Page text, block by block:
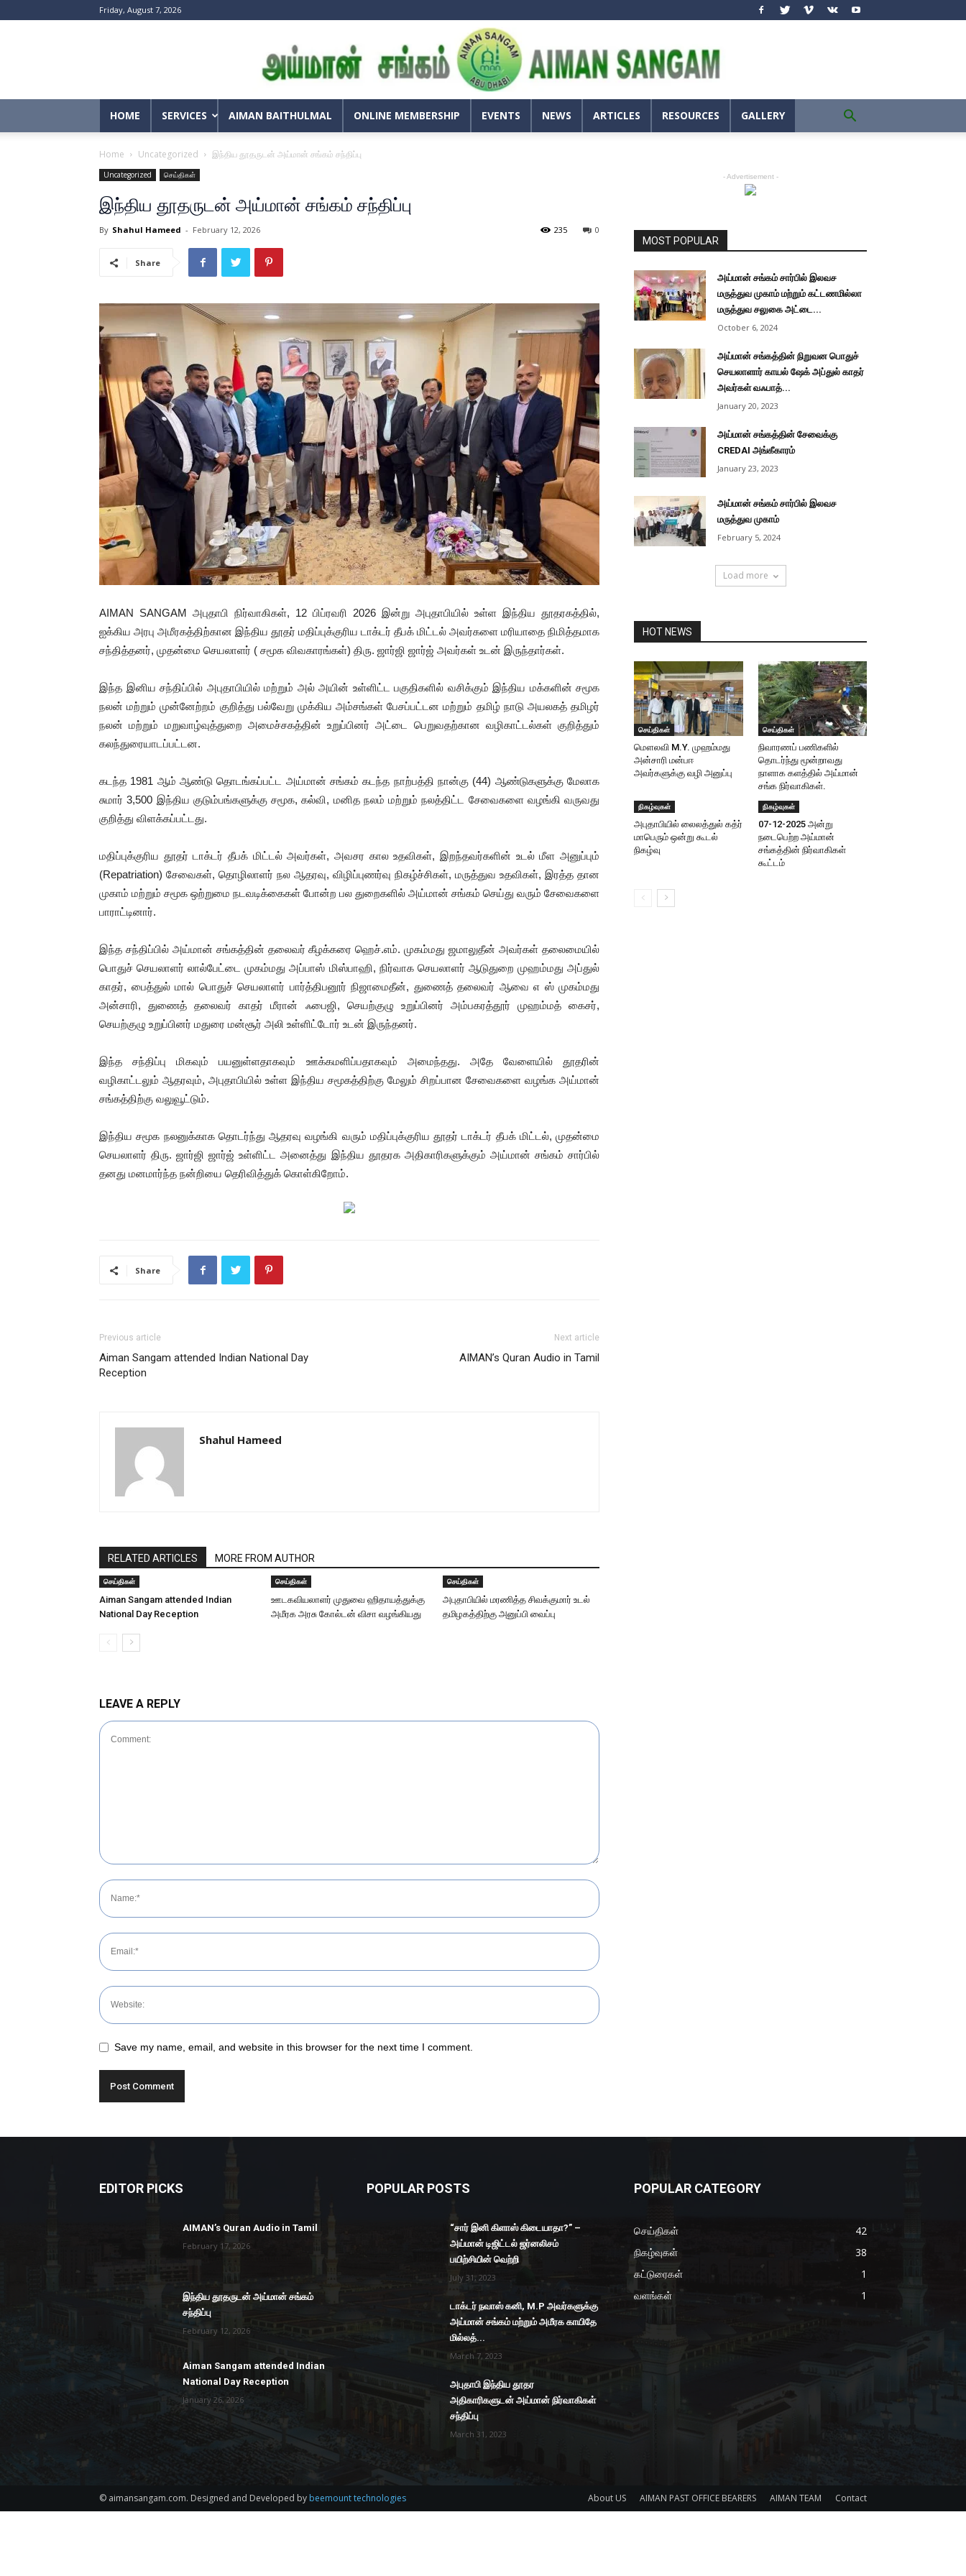
Friday, August 7, 2026
அய்மான்
சங்கம்
–
அபுதாபி
HOME SERVICES AIMAN BAITHULMAL ONLINE MEMBERSHIP EVENTS NEWS ARTICLES RESOURCES GALLERY
Home Uncategorized இந்திய தூதருடன் அய்மான் சங்கம் சந்திப்பு
Uncategorized செய்திகள்
இந்திய தூதருடன் அய்மான் சங்கம் சந்திப்பு
By Shahul Hameed - February 12, 2026 0
235
Share
AIMAN SANGAM அபுதாபி நிர்வாகிகள், 12 பிப்ரவரி 2026 இன்று அபுதாபியில் உள்ள இந்திய தூதரகத்தில்,
ஐக்கிய அரபு அமீரகத்திற்கான இந்திய தூதர் மதிப்புக்குரிய டாக்டர் தீபக் மிட்டல் அவர்களை மரியாதை நிமித்தமாக
சந்தித்தனர், முதன்மை செயலாளர் ( சமூக விவகாரங்கள்) திரு. ஜார்ஜி ஜார்ஜ் அவர்கள் உடன் இருந்தார்கள்.
இந்த இனிய சந்திப்பில் அபுதாபியில் மற்றும் அல் அயின் உள்ளிட்ட பகுதிகளில் வசிக்கும் இந்திய மக்களின் சமூக
நலன் மற்றும் முன்னேற்றம் குறித்து பல்வேறு முக்கிய அம்சங்கள் பேசப்பட்டன மற்றும் தமிழ் நாடு அயலகத் தமிழர்
நலன் மற்றும் மறுவாழ்வுத்துறை அமைச்சகத்தின் உறுப்பினர் அட்டை பெறுவதற்கான வழிகாட்டல்கள் குறித்தும்
கலந்துரையாடப்பட்டன.
கடந்த 1981 ஆம் ஆண்டு தொடங்கப்பட்ட அய்மான் சங்கம் கடந்த நாற்பத்தி நான்கு (44) ஆண்டுகளுக்கு மேலாக
சுமார் 3,500 இந்திய குடும்பங்களுக்கு சமூக, கல்வி, மனித நலம் மற்றும் நலத்திட்ட சேவைகளை வழங்கி வருவது
குறித்து விளக்கப்பட்டது.
மதிப்புக்குரிய தூதர் டாக்டர் தீபக் மிட்டல் அவர்கள், அவசர கால உதவிகள், இறந்தவர்களின் உடல் மீள அனுப்பும்
(Repatriation) சேவைகள், தொழிலாளர் நல ஆதரவு, விழிப்புணர்வு நிகழ்ச்சிகள், மருத்துவ உதவிகள், இரத்த தான
முகாம் மற்றும் சமூக ஒற்றுமை நடவடிக்கைகள் போன்ற பல துறைகளில் அய்மான் சங்கம் செய்து வரும் சேவைகளை
பாராட்டினார்.
இந்த சந்திப்பில் அய்மான் சங்கத்தின் தலைவர் கீழக்கரை ஹெச்.எம். முகம்மது ஜமாலுதீன் அவர்கள் தலைமையில்
பொதுச் செயலாளர் லால்பேட்டை முகம்மது அப்பாஸ் மிஸ்பாஹி, நிர்வாக செயலாளர் ஆடுதுறை முஹம்மது அப்துல்
காதர், பைத்துல் மால் பொதுச் செயலாளர் பார்த்திபனூர் நிஜாமைதீன், துணைத் தலைவர் ஆவை எ ஸ் முகம்மது
அன்சாரி, துணைத் தலைவர் காதர் மீரான் ஃபைஜி, செயற்குழு உறுப்பினர் அம்பகரத்தூர் முஹம்மத் கைசர்,
செயற்குழு உறுப்பினர் மதுரை மன்சூர் அலி உள்ளிட்டோர் உடன் இருந்தனர்.
இந்த சந்திப்பு மிகவும் பயனுள்ளதாகவும் ஊக்கமளிப்பதாகவும் அமைந்தது. அதே வேளையில் தூதரின்
வழிகாட்டலும் ஆதரவும், அபுதாபியில் உள்ள இந்திய சமூகத்திற்கு மேலும் சிறப்பான சேவைகளை வழங்க அய்மான்
சங்கத்திற்கு வலுவூட்டும்.
இந்திய சமூக நலனுக்காக தொடர்ந்து ஆதரவு வழங்கி வரும் மதிப்புக்குரிய தூதர் டாக்டர் தீபக் மிட்டல், முதன்மை
செயலாளர் திரு. ஜார்ஜி ஜார்ஜ் உள்ளிட்ட அனைத்து இந்திய தூதரக அதிகாரிகளுக்கும் அய்மான் சங்கம் சார்பில்
தனது மனமார்ந்த நன்றியை தெரிவித்துக் கொள்கிறோம்.
Share
Previous article
Aiman Sangam attended Indian National Day
Reception
Next article
AIMAN’s Quran Audio in Tamil
Shahul Hameed
RELATED ARTICLES MORE FROM AUTHOR
செய்திகள்
Aiman Sangam attended Indian
National Day Reception
செய்திகள்
ஊடகவியலாளர் முதுவை ஹிதாயத்துக்கு
அமீரக அரசு கோல்டன் விசா வழங்கியது
செய்திகள்
அபுதாபியில் மரணித்த சிவக்குமார் உடல்
தமிழகத்திற்கு அனுப்பி வைப்பு
LEAVE A REPLY
Save my name, email, and website in this browser for the next time I comment.
- Advertisement -
MOST POPULAR
அய்மான் சங்கம் சார்பில் இலவச
மருத்துவ முகாம் மற்றும் கட்டணமில்லா
மருத்துவ சலுகை அட்டை...
October 6, 2024
அய்மான் சங்கத்தின் நிறுவன பொதுச்
செயலாளார் காயல் ஷேக் அப்துல் காதர்
அவர்கள் வஃபாத்...
January 20, 2023
அய்மான் சங்கத்தின் சேவைக்கு
CREDAI அங்கீகாரம்
January 23, 2023
அய்மான் சங்கம் சார்பில் இலவச
மருத்துவ முகாம்
February 5, 2024
Load more
HOT NEWS
செய்திகள்
மௌலவி M.Y. முஹம்மது
அன்சாரி மன்பஈ
அவர்களுக்கு வழி அனுப்பு
செய்திகள்
நிவாரணப் பணிகளில்
தொடர்ந்து மூன்றாவது
நாளாக களத்தில் அய்மான்
சங்க நிர்வாகிகள்.
நிகழ்வுகள்
அபுதாபியில் லைலத்துல் கத்ர்
மாபெரும் ஒன்று கூடல்
நிகழ்வு
நிகழ்வுகள்
07-12-2025 அன்று
நடைபெற்ற அய்மான்
சங்கத்தின் நிர்வாகிகள்
கூட்டம்
EDITOR PICKS
AIMAN’s Quran Audio in Tamil
February 17, 2026
இந்திய தூதருடன் அய்மான் சங்கம்
சந்திப்பு
February 12, 2026
Aiman Sangam attended Indian
National Day Reception
January 26, 2026
POPULAR POSTS
“சார் இனி கிளாஸ் கிடையாதா?” –
அய்மான் டிஜிட்டல் ஜர்னலிசம்
பயிற்சியின் வெற்றி
July 31, 2023
டாக்டர் நவாஸ் கனி, M.P அவர்களுக்கு
அய்மான் சங்கம் மற்றும் அமீரக காயிதே
மில்லத்...
March 7, 2023
அபுதாபி இந்திய தூதர
அதிகாரிகளுடன் அய்மான் நிர்வாகிகள்
சந்திப்பு
March 31, 2023
POPULAR CATEGORY
செய்திகள்
42
நிகழ்வுகள்
38
கட்டுரைகள்
1
வளங்கள்
1
About US AIMAN PAST OFFICE BEARERS AIMAN TEAM Contact
© aimansangam.com. Designed and Developed by beemount technologies